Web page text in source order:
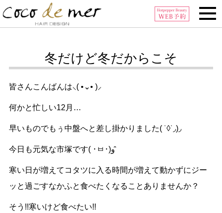
Tel:0296-32-6006
冬だけど冬だからこそ
皆さんこんばんは‪⸜( •⌄• )⸝‬
何かと忙しい12月…
早いものでもぅ中盤へと差し掛かりました( ˙◊︎˙◞︎)◞︎
今日も元気な市塚です( ･ㅂ･)و ̑̑
寒い日が増えてコタツに入る時間が増えて動かずにジー
ッと過ごすなかふと食べたくなることありませんか？
そう!!寒いけど食べたい!!